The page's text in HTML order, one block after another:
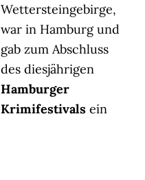
Wettersteingebirge,
war in Hamburg und
gab zum Abschluss
des diesjährigen
Hamburger
Krimifestivals ein